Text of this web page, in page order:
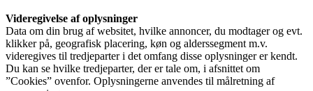
Videregivelse af oplysninger
Data om din brug af websitet, hvilke annoncer, du modtager og evt.
klikker på, geografisk placering, køn og alderssegment m.v.
videregives til tredjeparter i det omfang disse oplysninger er kendt.
Du kan se hvilke tredjeparter, der er tale om, i afsnittet om
”Cookies” ovenfor. Oplysningerne anvendes til målretning af